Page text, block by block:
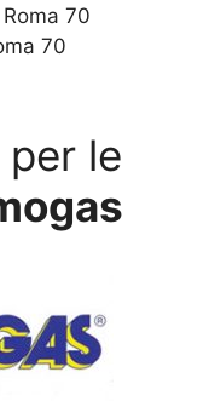
70
70
le